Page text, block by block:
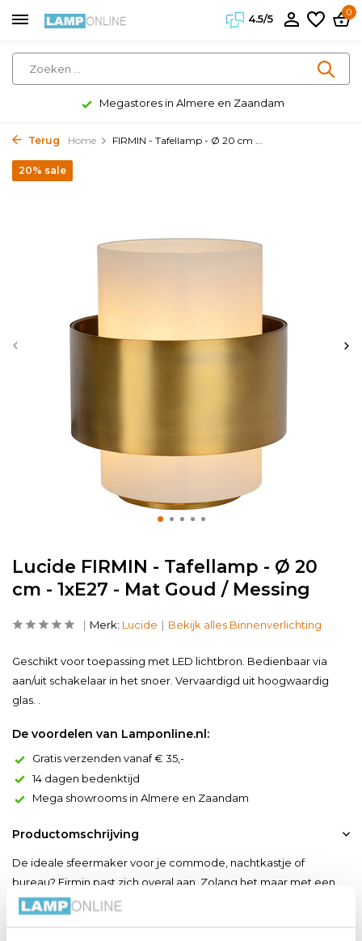
4.5/5
0
Megastores in Almere en Zaandam
Terug Home FIRMIN - Tafellamp - Ø 20 cm ...
Lucide FIRMIN - Tafellamp - Ø 20
cm - 1xE27 - Mat Goud / Messing
20% sale
Merk: Lucide Bekijk alles Binnenverlichting
Geschikt voor toepassing met LED lichtbron. Bedienbaar via
aan/uit schakelaar in het snoer. Vervaardigd uit hoogwaardig
glas. .
De voordelen van Lamponline.nl:
Gratis verzenden vanaf € 35,-
14 dagen bedenktijd
Mega showrooms in Almere en Zaandam
Productomschrijving
De ideale sfeermaker voor je commode, nachtkastje of
bureau? Firmin past zich overal aan. Zolang het maar met een
vleugje retro mag zijn. Deze stijlvolle tafellamp spreidt een